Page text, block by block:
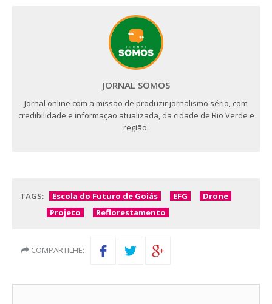
JORNAL SOMOS
Jornal online com a missão de produzir jornalismo sério, com
credibilidade e informação atualizada, da cidade de Rio Verde e
região.
TAGS: Escola do Futuro de Goiás EFG
Drone
Projeto
Reflorestamento
COMPARTILHE: